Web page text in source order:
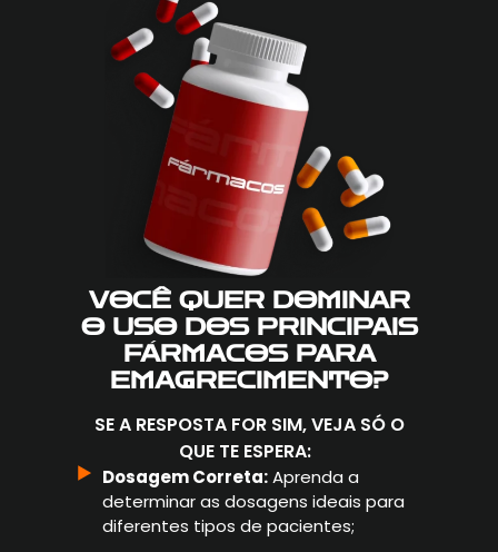
VOCÊ QUER DOMINAR
O USO DOS PRINCIPAIS
FÁRMACOS PARA
EMAGRECIMENTO?
SE A RESPOSTA FOR SIM, VEJA SÓ O
QUE TE ESPERA:
Dosagem Correta:Aprenda a
determinar as dosagens ideais para
diferentes tipos de pacientes;